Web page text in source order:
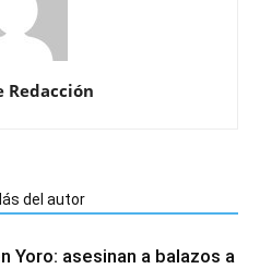
Redacción
del autor
Yoro: asesinan a balazos a